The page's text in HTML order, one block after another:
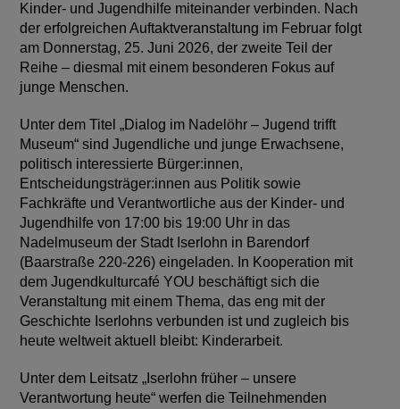
Kinder- und Jugendhilfe miteinander verbinden. Nach
der erfolgreichen Auftaktveranstaltung im Februar folgt
am Donnerstag, 25. Juni 2026, der zweite Teil der
Reihe – diesmal mit einem besonderen Fokus auf
junge Menschen.
Unter dem Titel „Dialog im Nadelöhr – Jugend trifft
Museum“ sind Jugendliche und junge Erwachsene,
politisch interessierte Bürger:innen,
Entscheidungsträger:innen aus Politik sowie
Fachkräfte und Verantwortliche aus der Kinder- und
Jugendhilfe von 17:00 bis 19:00 Uhr in das
Nadelmuseum der Stadt Iserlohn in Barendorf
(Baarstraße 220-226) eingeladen. In Kooperation mit
dem Jugendkulturcafé YOU beschäftigt sich die
Veranstaltung mit einem Thema, das eng mit der
Geschichte Iserlohns verbunden ist und zugleich bis
heute weltweit aktuell bleibt: Kinderarbeit.
Unter dem Leitsatz „Iserlohn früher – unsere
Verantwortung heute“ werfen die Teilnehmenden